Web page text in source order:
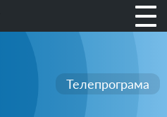
Телепрограма